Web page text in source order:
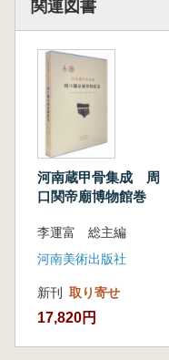
関連図書
河南蔵甲骨集成 周
口関帝廟博物館巻
李運富 総主編
河南美術出版社
新刊 取り寄せ
17,820円